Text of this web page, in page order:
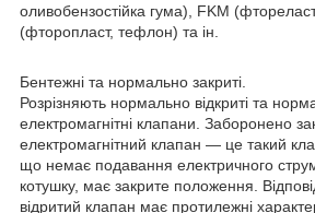
оливобензостійка гума), FKM
(фторопласт, тефлон) та ін.
Бентежні та нормально закриті.
Розрізняють нормально відкриті та
електромагнітні клапани. Заборонено
електромагнітний клапан — це такий
що немає подавання електричного
котушку, має закрите положення.
відритий клапан має протилежні